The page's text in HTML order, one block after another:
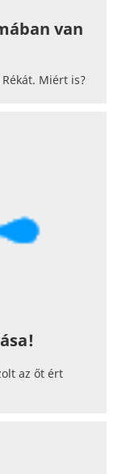
van
Miért is?
az őt ért